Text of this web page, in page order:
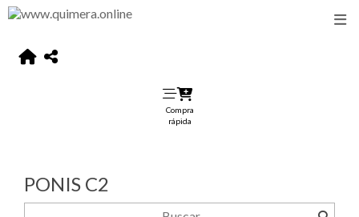
Compra
rápida
PONIS C2